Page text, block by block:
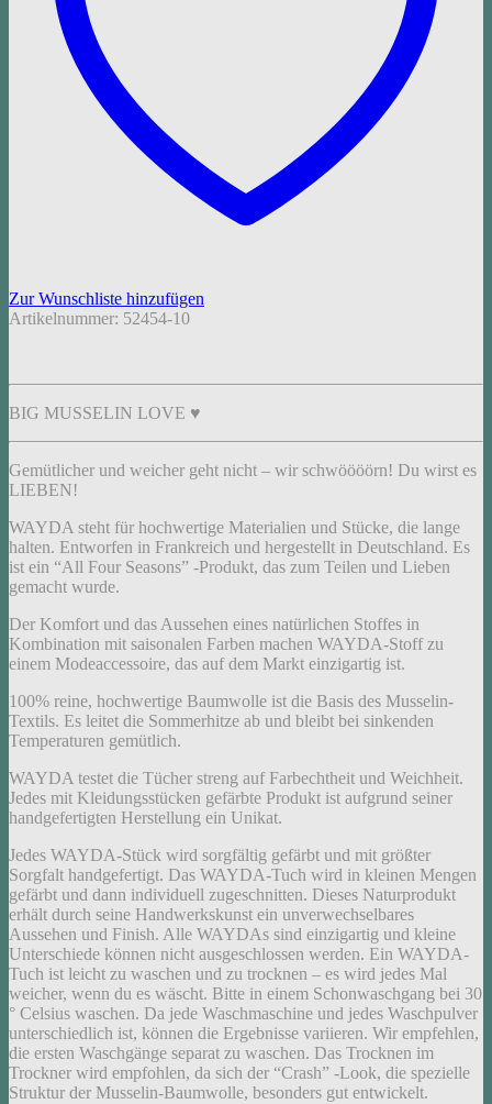
Zur Wunschliste hinzufügen
Artikelnummer: 52454-10
BIG MUSSELIN LOVE ♥︎
Gemütlicher und weicher geht nicht – wir schwöööörn! Du wirst es
LIEBEN!
WAYDA steht für hochwertige Materialien und Stücke, die lange
halten. Entworfen in Frankreich und hergestellt in Deutschland. Es
ist ein “All Four Seasons” -Produkt, das zum Teilen und Lieben
gemacht wurde.
Der Komfort und das Aussehen eines natürlichen Stoffes in
Kombination mit saisonalen Farben machen WAYDA-Stoff zu
einem Modeaccessoire, das auf dem Markt einzigartig ist.
100% reine, hochwertige Baumwolle ist die Basis des Musselin-
Textils. Es leitet die Sommerhitze ab und bleibt bei sinkenden
Temperaturen gemütlich.
WAYDA testet die Tücher streng auf Farbechtheit und Weichheit.
Jedes mit Kleidungsstücken gefärbte Produkt ist aufgrund seiner
handgefertigten Herstellung ein Unikat.
Jedes WAYDA-Stück wird sorgfältig gefärbt und mit größter
Sorgfalt handgefertigt. Das WAYDA-Tuch wird in kleinen Mengen
gefärbt und dann individuell zugeschnitten. Dieses Naturprodukt
erhält durch seine Handwerkskunst ein unverwechselbares
Aussehen und Finish. Alle WAYDAs sind einzigartig und kleine
Unterschiede können nicht ausgeschlossen werden. Ein WAYDA-
Tuch ist leicht zu waschen und zu trocknen – es wird jedes Mal
weicher, wenn du es wäscht. Bitte in einem Schonwaschgang bei 30
° Celsius waschen. Da jede Waschmaschine und jedes Waschpulver
unterschiedlich ist, können die Ergebnisse variieren. Wir empfehlen,
die ersten Waschgänge separat zu waschen. Das Trocknen im
Trockner wird empfohlen, da sich der “Crash” -Look, die spezielle
Struktur der Musselin-Baumwolle, besonders gut entwickelt.